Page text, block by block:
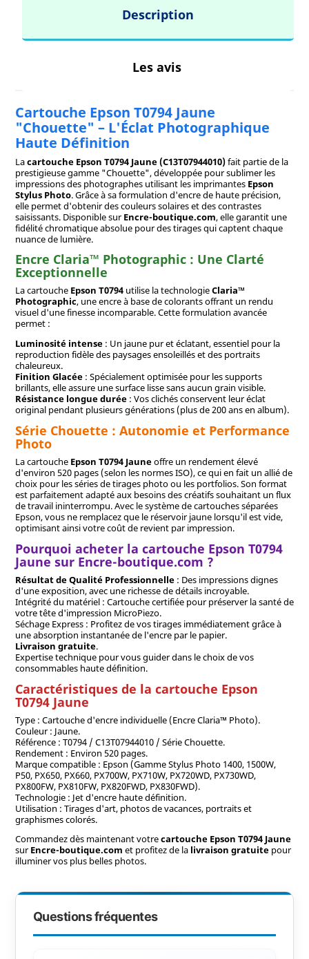
Description
Les avis
Cartouche Epson T0794 Jaune
"Chouette" – L'Éclat Photographique
Haute Définition
Lacartouche Epson T0794 Jaune (C13T07944010)fait partie de la
prestigieuse gamme "Chouette", développée pour sublimer les
impressions des photographes utilisant les imprimantes Epson
Stylus Photo. Grâce à sa formulation d'encre de haute précision,
elle permet d'obtenir des couleurs solaires et des contrastes
saisissants. Disponible surEncre-boutique.com, elle garantit une
fidélité chromatique absolue pour des tirages qui captent chaque
nuance de lumière.
Encre Claria™ Photographic : Une Clarté
Exceptionnelle
La cartouche Epson T0794utilise la technologieClaria™
Photographic, une encre à base de colorants offrant un rendu
visuel d'une finesse incomparable. Cette formulation avancée
permet :
Luminosité intense: Un jaune pur et éclatant, essentiel pour la
reproduction fidèle des paysages ensoleillés et des portraits
chaleureux.
Finition Glacée: Spécialement optimisée pour les supports
brillants, elle assure une surface lisse sans aucun grain visible.
Résistance longue durée: Vos clichés conservent leur éclat
original pendant plusieurs générations (plus de 200 ans en album).
Série Chouette : Autonomie et Performance
Photo
La cartouche Epson T0794 Jauneoffre un rendement élevé
d'environ 520 pages (selon les normes ISO), ce qui en fait un allié de
choix pour les séries de tirages photo ou les portfolios. Son format
est parfaitement adapté aux besoins des créatifs souhaitant un flux
de travail ininterrompu. Avec le système de cartouches séparées
Epson, vous ne remplacez que le réservoir jaune lorsqu'il est vide,
optimisant ainsi votre coût de revient par impression.
Pourquoi acheter la cartouche Epson T0794
Jaune sur Encre-boutique.com ?
Résultat de Qualité Professionnelle: Des impressions dignes
d'une exposition, avec une richesse de détails incroyable.
Intégrité du matériel : Cartouche certifiée pour préserver la santé de
votre tête d'impression MicroPiezo.
Séchage Express : Profitez de vos tirages immédiatement grâce à
une absorption instantanée de l'encre par le papier.
Livraison gratuite.
Expertise technique pour vous guider dans le choix de vos
consommables haute définition.
Caractéristiques de la cartouche Epson
T0794 Jaune
Type : Cartouche d'encre individuelle (Encre Claria™ Photo).
Couleur : Jaune.
Référence : T0794 / C13T07944010 / Série Chouette.
Rendement : Environ 520 pages.
Marque compatible : Epson (Gamme Stylus Photo 1400, 1500W,
P50, PX650, PX660, PX700W, PX710W, PX720WD, PX730WD,
PX800FW, PX810FW, PX820FWD, PX830FWD).
Technologie : Jet d'encre haute définition.
Utilisation : Tirages d'art, photos de vacances, portraits et
graphismes colorés.
Commandez dès maintenant votrecartouche Epson T0794 Jaune
surEncre-boutique.com et profitez de la livraison gratuitepour
illuminer vos plus belles photos.
Questions fréquentes